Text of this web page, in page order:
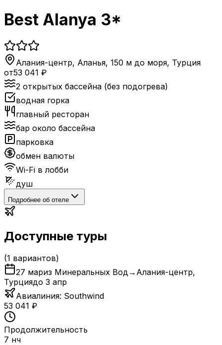
Best Alanya 3*
Алания-центр, Аланья, 150 м до моря, Турция
от53 041 ₽
2 открытых бассейна (без подогрева)
водная горка
главный ресторан
бар около бассейна
парковка
обмен валюты
Wi-Fi в лобби
душ
Подробнее об отеле
Доступные туры
(1 вариантов)
27 мариз Минеральных Вод → Алания-центр,
Турциядо 3 апр
Авиалиния: Southwind
53 041 ₽
Продолжительность
7 нч